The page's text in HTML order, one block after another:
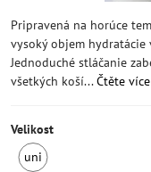
Pripravená na horúce
vysoký objem
Jednoduché stláčanie
všetkých koší...Čtěte více
Velikost
uni